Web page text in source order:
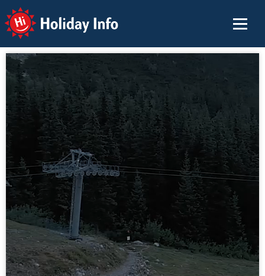
Holiday Info